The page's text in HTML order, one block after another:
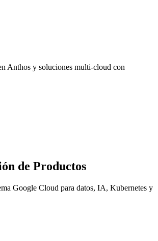
Anthos y soluciones multi-cloud con
de Productos
Google Cloud para datos, IA, Kubernetes y